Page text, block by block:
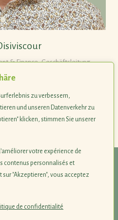
zu verbessern,
und unseren Datenverkehr zu
klicken, stimmen Sie unserer
votre expérience de
contenus personnalisés et
sur "Akzeptieren", vous acceptez
de confidentialité
& Finance, Geschäftsleitung
263036-99
2026
· L-8393 Olm